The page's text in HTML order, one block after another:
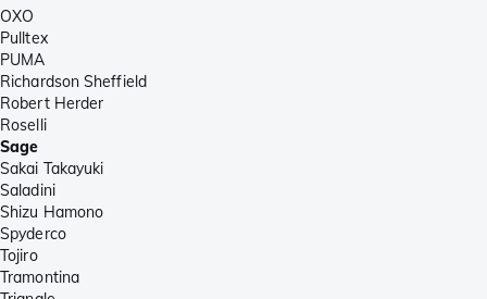
OXO
Pulltex
PUMA
Richardson Sheffield
Robert Herder
Roselli
Sage
Sakai Takayuki
Saladini
Shizu Hamono
Spyderco
Tojiro
Tramontina